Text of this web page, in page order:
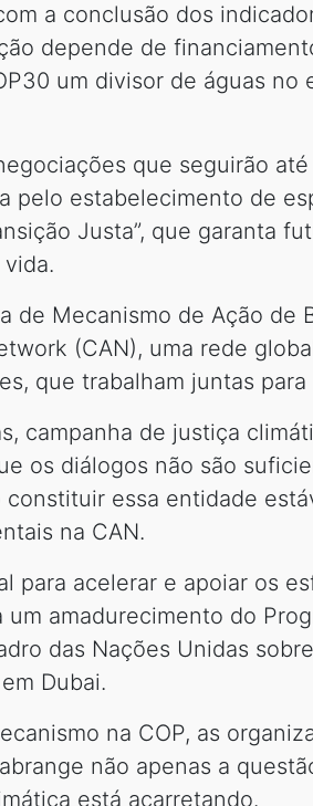
a conclusão dos
depende de
um divisor de águas no
que seguirão
pelo estabelecimento de
Justa”, que garanta
de Mecanismo de Ação de
(CAN), uma rede
que trabalham juntas
campanha de justiça
os diálogos não são
essa entidade
na CAN.
para acelerar e apoiar os
amadurecimento do
das Nações Unidas
Dubai.
na COP, as
não apenas a
está acarretando.